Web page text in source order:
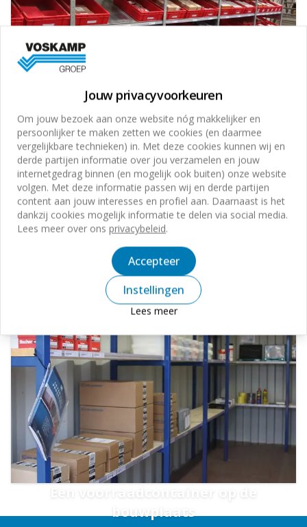
Een slimme voorraadbeheer
methode volgens Kanban
Een breed assortiment PBM en
Een voorraadcontainer op de
bouwplaats
Jouw privacyvoorkeuren
Om jouw bezoek aan onze website nóg makkelijker en
persoonlijker te maken zetten we cookies (en daarmee
vergelijkbare technieken) in. Met deze cookies kunnen wij en
derde partijen informatie over jou verzamelen en jouw
internetgedrag binnen (en mogelijk ook buiten) onze website
volgen. Met deze informatie passen wij en derde partijen
content aan jouw interesses en profiel aan. Daarnaast is het
dankzij cookies mogelijk informatie te delen via social media.
Lees meer over ons privacybeleid.
Accepteer
Instellingen
Lees meer